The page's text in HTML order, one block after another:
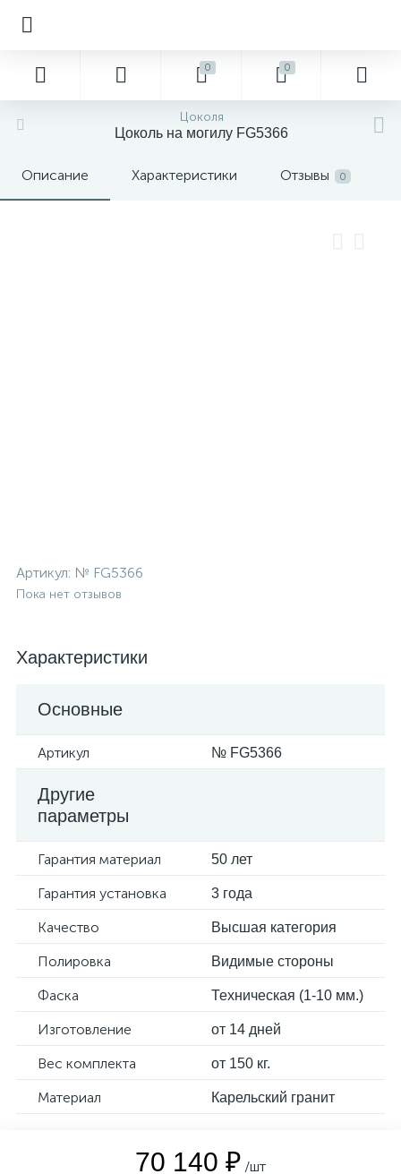
0 0
Цоколя
Цоколь на могилу FG5366
Описание Характеристики Отзывы 0
Артикул: № FG5366
Пока нет отзывов
Характеристики
Основные
Артикул № FG5366
Другие
параметры
Гарантия материал 50 лет
Гарантия установка 3 года
Качество Высшая категория
Полировка Видимые стороны
Фаска Техническая (1-10 мм.)
Изготовление от 14 дней
Вес комплекта от 150 кг.
Материал Карельский гранит
70 140 ₽ /шт